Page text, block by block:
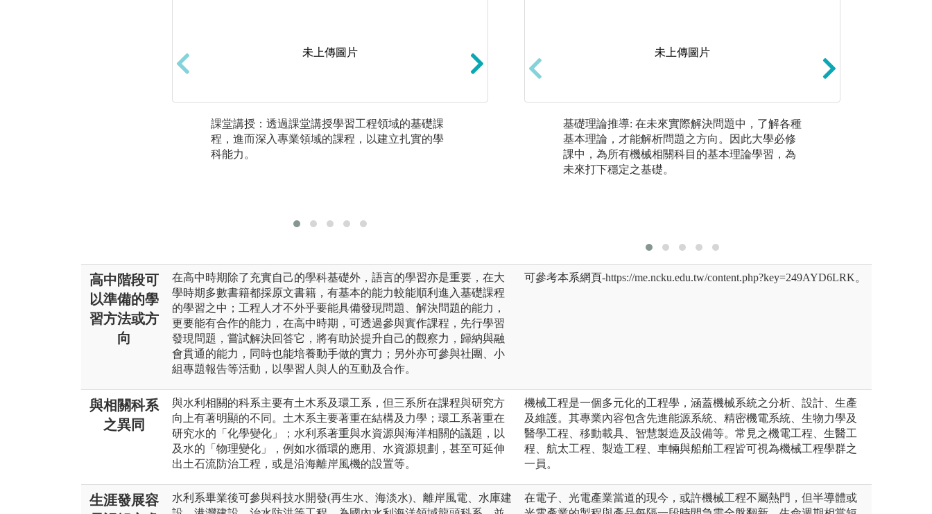
未上傳圖片
課堂講授：透過課堂講授學習工程領域的基礎課
程，進而深入專業領域的課程，以建立扎實的學
科能力。
未上傳圖片
專題實作：學生尋找與自己興趣相符的議題(如河
川整治、生態保育、離岸風電、海洋再生能源
等)，與教授進行探討，並完成專題報告。透過探
討過程幫助學生儲備基礎科學、應用科學之能
未上傳圖片
基礎理論推導: 在未來實際解決問題中，了解各種
基本理論，才能解析問題之方向。因此大學必修
課中，為所有機械相關科目的基本理論學習，為
未來打下穩定之基礎。
高中階段可
以準備的學
習方法或方
向
在高中時期除了充實自己的學科基礎外，語言的學習亦是重要，在大
學時期多數書籍都採原文書籍，有基本的能力較能順利進入基礎課程
的學習之中；工程人才不外乎要能具備發現問題、解決問題的能力，
更要能有合作的能力，在高中時期，可透過參與實作課程，先行學習
發現問題，嘗試解決回答它，將有助於提升自己的觀察力，歸納與融
會貫通的能力，同時也能培養動手做的實力；另外亦可參與社團、小
組專題報告等活動，以學習人與人的互動及合作。
可參考本系網頁-https://me.ncku.edu.tw/content.php?key=249AYD6LRK。
與相關科系
之異同
與水利相關的科系主要有土木系及環工系，但三系所在課程與研究方
向上有著明顯的不同。土木系主要著重在結構及力學；環工系著重在
研究水的「化學變化」；水利系著重與水資源與海洋相關的議題，以
及水的「物理變化」，例如水循環的應用、水資源規劃，甚至可延伸
出土石流防治工程，或是沿海離岸風機的設置等。
機械工程是一個多元化的工程學，涵蓋機械系統之分析、設計、生產
及維護。其專業內容包含先進能源系統、精密機電系統、生物力學及
醫學工程、移動載具、智慧製造及設備等。常見之機電工程、生醫工
程、航太工程、製造工程、車輛與船舶工程皆可視為機械工程學群之
一員。
生涯發展容
水利系畢業後可參與科技水開發(再生水、海淡水)、離岸風電、水庫建
在電子、光電產業當道的現今，或許機械工程不屬熱門，但半導體或